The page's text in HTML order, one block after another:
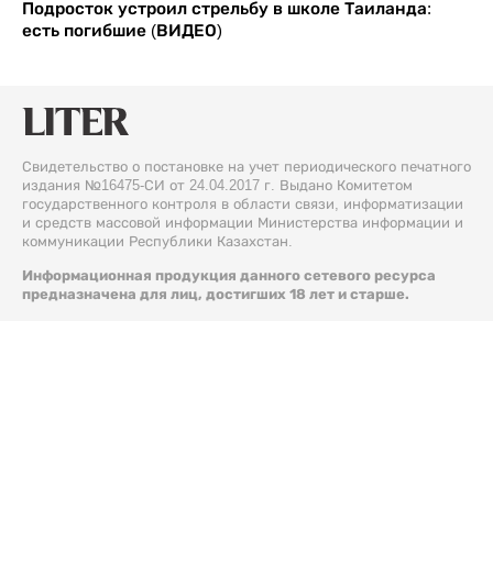
Подросток устроил стрельбу в школе Таиланда:
есть погибшие (ВИДЕО)
Свидетельство о постановке на учет периодического печатного
издания №16475-СИ от 24.04.2017 г. Выдано Комитетом
государственного контроля в области связи, информатизации
и средств массовой информации Министерства информации и
коммуникации Республики Казахстан.
Информационная продукция данного сетевого ресурса
предназначена для лиц, достигших 18 лет и старше.